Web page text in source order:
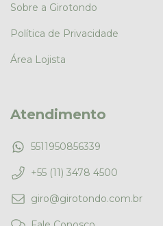
Sobre a Girotondo
Política de Privacidade
Área Lojista
Atendimento
5511950856339
+55 (11) 3478 4500
giro@girotondo.com.br